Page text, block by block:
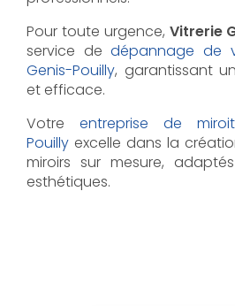
Pour toute urgence, Vitrerie
service dedépannage de
Genis-Pouilly, garantissant
et efficace.
Votre entreprise de
Pouilly excelle dans la
miroirs sur mesure,
esthétiques.